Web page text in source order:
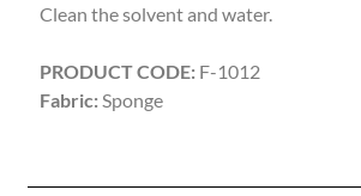
Clean the solvent and water.
PRODUCT CODE: F-1012
Fabric:Sponge